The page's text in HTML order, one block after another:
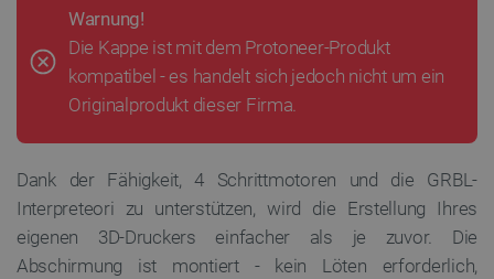
Warnung!
Die Kappe ist mit dem Protoneer-Produkt
kompatibel - es handelt sich jedoch nicht um ein
Originalprodukt dieser Firma.
Dank der Fähigkeit, 4 Schrittmotoren und die GRBL-
Interpreteori zu unterstützen, wird die Erstellung Ihres
eigenen 3D-Druckers einfacher als je zuvor. Die
Abschirmung ist montiert - kein Löten erforderlich,